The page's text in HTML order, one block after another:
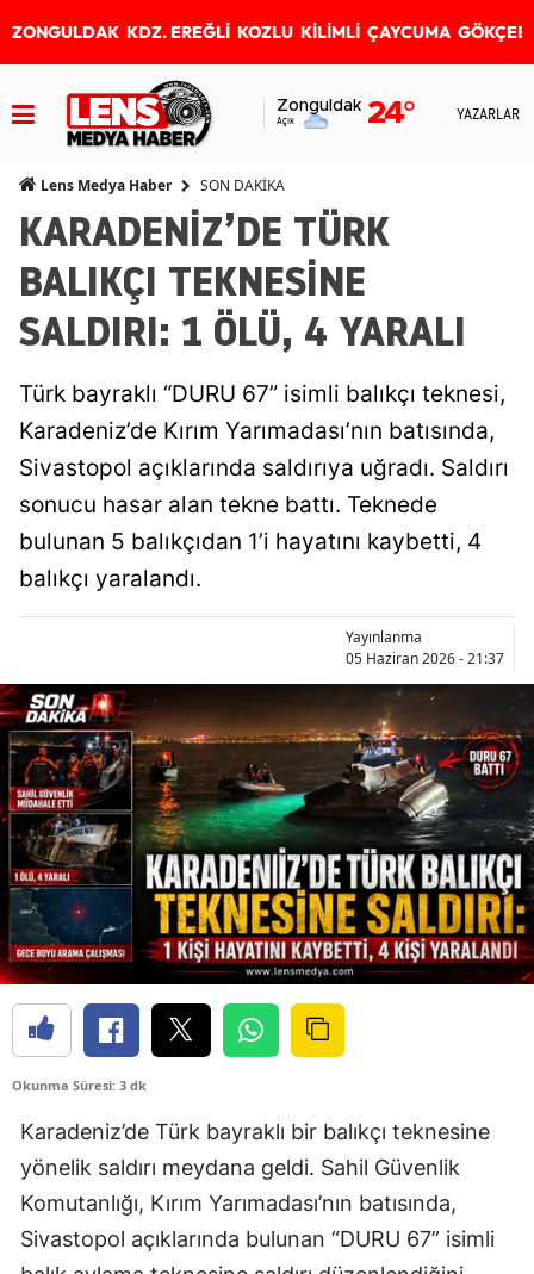
ZONGULDAK KDZ. EREĞLİ KOZLU KİLİMLİ ÇAYCUMA
Zonguldak
Açık 24° YAZARLAR
Lens Medya Haber SON DAKİKA
KARADENİZ’DE TÜRK
BALIKÇI TEKNESİNE
SALDIRI: 1 ÖLÜ, 4 YARALI
Türk bayraklı “DURU 67” isimli balıkçı teknesi,
Karadeniz’de Kırım Yarımadası’nın batısında,
Sivastopol açıklarında saldırıya uğradı. Saldırı
sonucu hasar alan tekne battı. Teknede
bulunan 5 balıkçıdan 1’i hayatını kaybetti, 4
balıkçı yaralandı.
Yayınlanma
05 Haziran 2026 - 21:37
Okunma Süresi: 3 dk
Karadeniz’de Türk bayraklı bir balıkçı teknesine
yönelik saldırı meydana geldi. Sahil Güvenlik
Komutanlığı, Kırım Yarımadası’nın batısında,
Sivastopol açıklarında bulunan “DURU 67” isimli